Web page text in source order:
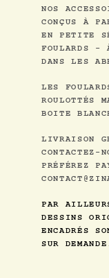
NOS
CONÇUS À
EN PETITE
FOULARDS -
DANS LES
LES
ROULOTTÉS
BOITE
LIVRAISON
PRÉFÉREZ
PAR
DESSINS
ENCADRÉS
SUR